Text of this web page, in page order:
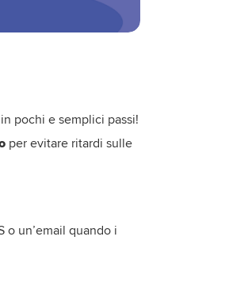
pochi e semplici passi!
per evitare ritardi sulle
un’email quando i